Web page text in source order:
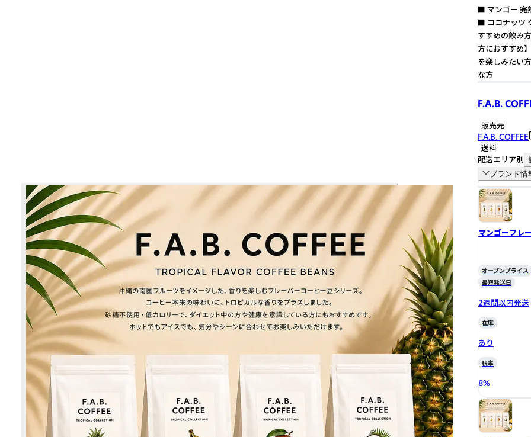
■ マンゴー 完
■ ココナッツ
すすめの飲み方
方におすすめ
を楽しみたい
な方
F.A.B.
販売元
F.A.B. COFFEE
送料
配送エリア別
ブランド情
マンゴーフレ
オープンプライス
最短発送日
2週間以内発送
在庫
あり
税率
8%